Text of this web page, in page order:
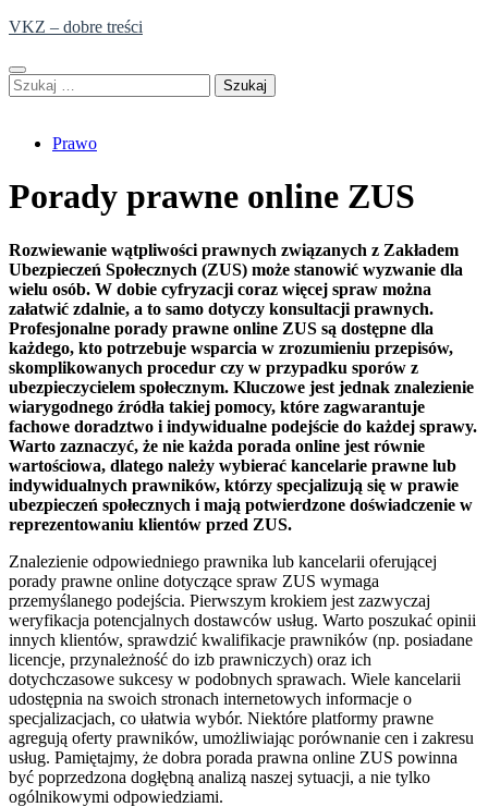
Skip
content
VKZ – dobre treści
Szukaj:
Prawo
Porady prawne online ZUS
Rozwiewanie wątpliwości prawnych związanych z Zakładem
Ubezpieczeń Społecznych (ZUS) może stanowić wyzwanie dla
wielu osób. W dobie cyfryzacji coraz więcej spraw można
załatwić zdalnie, a to samo dotyczy konsultacji prawnych.
Profesjonalne porady prawne online ZUS są dostępne dla
każdego, kto potrzebuje wsparcia w zrozumieniu przepisów,
skomplikowanych procedur czy w przypadku sporów z
ubezpieczycielem społecznym. Kluczowe jest jednak znalezienie
wiarygodnego źródła takiej pomocy, które zagwarantuje
fachowe doradztwo i indywidualne podejście do każdej sprawy.
Warto zaznaczyć, że nie każda porada online jest równie
wartościowa, dlatego należy wybierać kancelarie prawne lub
indywidualnych prawników, którzy specjalizują się w prawie
ubezpieczeń społecznych i mają potwierdzone doświadczenie w
reprezentowaniu klientów przed ZUS.
Znalezienie odpowiedniego prawnika lub kancelarii oferującej
porady prawne online dotyczące spraw ZUS wymaga
przemyślanego podejścia. Pierwszym krokiem jest zazwyczaj
weryfikacja potencjalnych dostawców usług. Warto poszukać opinii
innych klientów, sprawdzić kwalifikacje prawników (np. posiadane
licencje, przynależność do izb prawniczych) oraz ich
dotychczasowe sukcesy w podobnych sprawach. Wiele kancelarii
udostępnia na swoich stronach internetowych informacje o
specjalizacjach, co ułatwia wybór. Niektóre platformy prawne
agregują oferty prawników, umożliwiając porównanie cen i zakresu
usług. Pamiętajmy, że dobra porada prawna online ZUS powinna
być poprzedzona dogłębną analizą naszej sytuacji, a nie tylko
ogólnikowymi odpowiedziami.